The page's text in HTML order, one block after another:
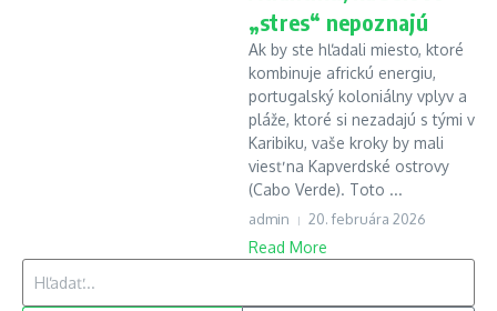
„stres“ nepoznajú
Ak by ste hľadali miesto, ktoré
kombinuje africkú energiu,
portugalský koloniálny vplyv a
pláže, ktoré si nezadajú s tými v
Karibiku, vaše kroky by mali
viesť na Kapverdské ostrovy
(Cabo Verde). Toto ...
admin 20. februára 2026
Read More